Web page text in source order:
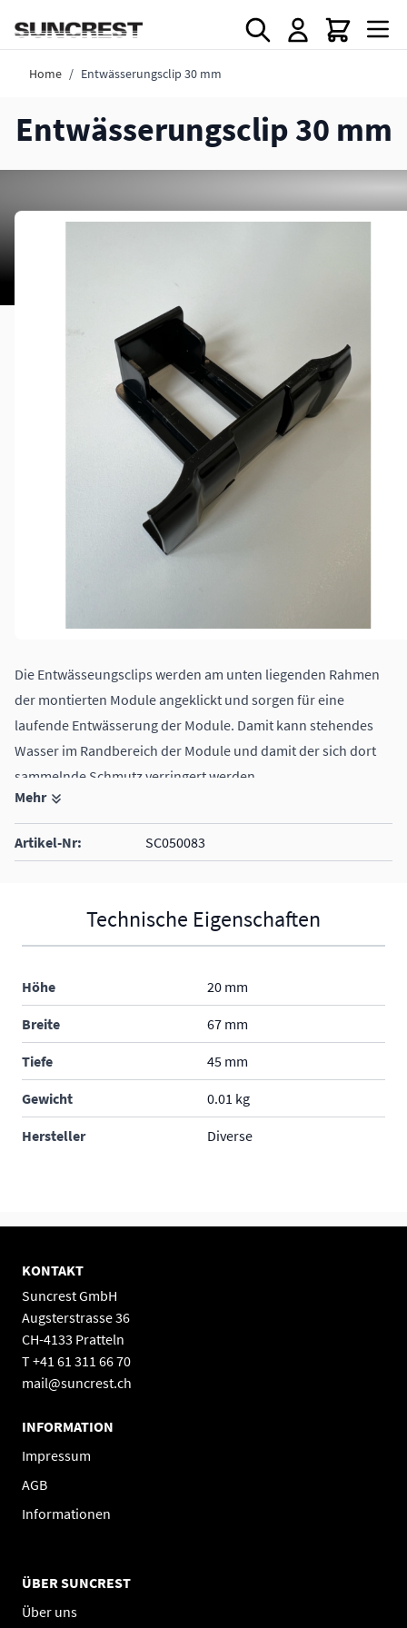
Home / Entwässerungsclip 30 mm
Entwässerungsclip 30 mm
Die Entwässeungsclips werden am unten liegenden Rahmen
der montierten Module angeklickt und sorgen für eine
laufende Entwässerung der Module. Damit kann stehendes
Wasser im Randbereich der Module und damit der sich dort
sammelnde Schmutz verringert werden.
für eine Rahmendicke von 30 mm geeignet
2 Clips pro Modul sind ideal
Mehr
Artikel-Nr: SC050083
Technische Eigenschaften
Höhe 20 mm
Breite 67 mm
Tiefe 45 mm
Gewicht 0.01 kg
Hersteller Diverse
KONTAKT
Suncrest GmbH
Augsterstrasse 36
CH-4133 Pratteln
T +41 61 311 66 70
mail@suncrest.ch
INFORMATION
Impressum
AGB
Informationen
ÜBER SUNCREST
Über uns